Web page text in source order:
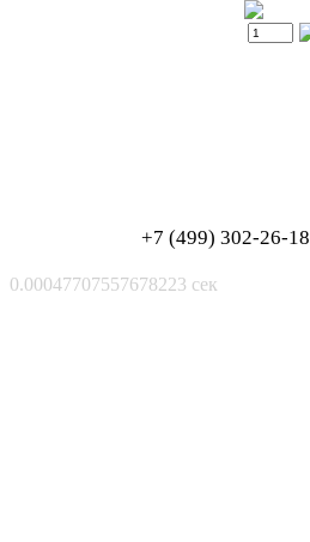
+7 (499) 302-26-18
0.00047707557678223 сек